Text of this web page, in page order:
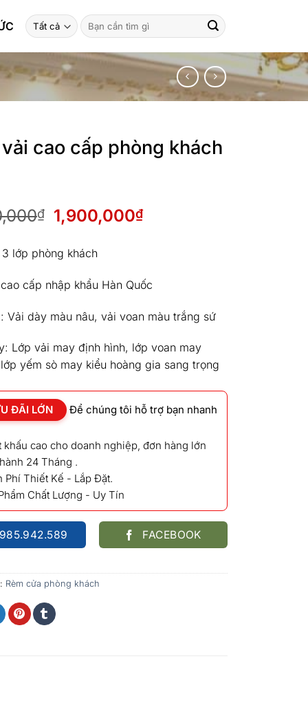
Tìm
kiếm:
cao cấp phòng khách
₫
Giá
gốc
là:
2,500,000₫.
1,900,000₫Giá
1,900,000₫.
lớp phòng khách
cấp nhập khẩu Hàn Quốc
Vải dày màu nâu, vải voan màu trắng sứ
Lớp vải may định hình, lớp voan may
yếm sò may kiểu hoàng gia sang trọng
ĐÃI LỚN Để chúng tôi hỗ trợ bạn nhanh
khấu cao cho doanh nghiệp, đơn hàng lớn
24 Tháng .
Phí Thiết Kế - Lắp Đặt.
Chất Lượng - Uy Tín
FACEBOOK
Rèm cửa phòng khách